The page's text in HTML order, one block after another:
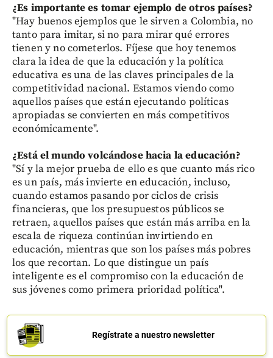
¿Es importante es tomar ejemplo de otros países?
"Hay buenos ejemplos que le sirven a Colombia, no
tanto para imitar, si no para mirar qué errores
tienen y no cometerlos. Fíjese que hoy tenemos
clara la idea de que la educación y la política
educativa es una de las claves principales de la
competitividad nacional. Estamos viendo como
aquellos países que están ejecutando políticas
apropiadas se convierten en más competitivos
económicamente".
¿Está el mundo volcándose hacia la educación?
"Sí y la mejor prueba de ello es que cuanto más rico
es un país, más invierte en educación, incluso,
cuando estamos pasando por ciclos de crisis
financieras, que los presupuestos públicos se
retraen, aquellos países que están más arriba en la
escala de riqueza continúan invirtiendo en
educación, mientras que son los países más pobres
los que recortan. Lo que distingue un país
inteligente es el compromiso con la educación de
sus jóvenes como primera prioridad política".
Regístrate a nuestro newsletter